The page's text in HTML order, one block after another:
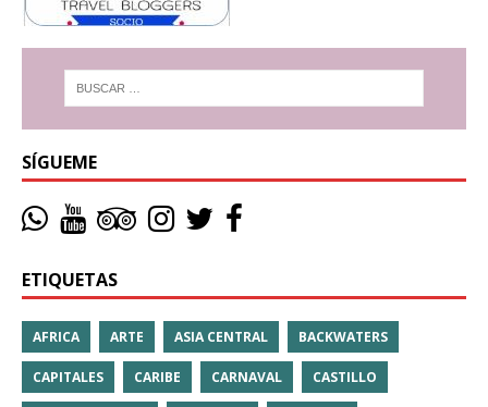
SÍGUEME
ETIQUETAS
AFRICA ARTE ASIA CENTRAL BACKWATERS
CAPITALES CARIBE CARNAVAL CASTILLO